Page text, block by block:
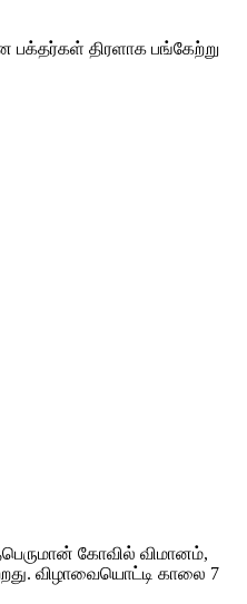
பக்தர்கள் திரளாக பங்கேற்று
கோவில் விமானம்,
விழாவையொட்டி காலை 7